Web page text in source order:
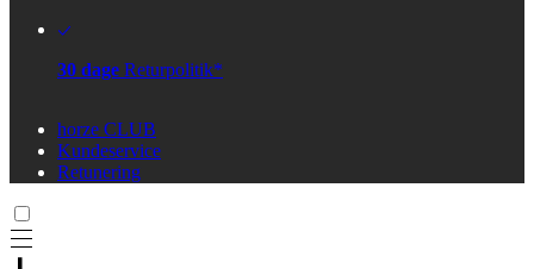
30 dage Returpolitik*
horze CLUB
Kundeservice
Retunering